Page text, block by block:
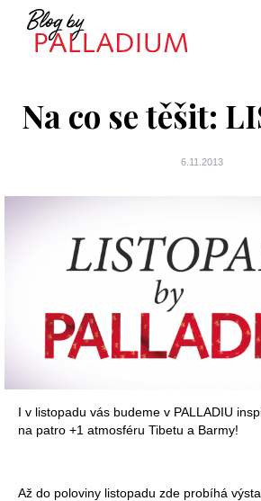
Na co se těšit:
6.11.2013
I v listopadu vás budeme v PALLADIU
na patro +1 atmosféru Tibetu a Barmy!
Až do poloviny listopadu zde probíhá